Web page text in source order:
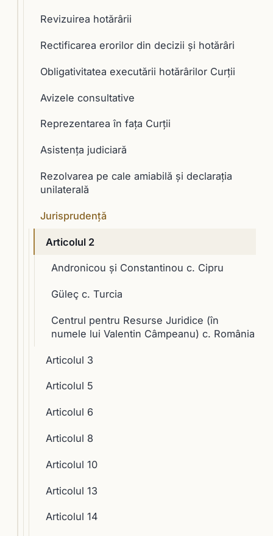
Revizuirea hotărârii
Rectificarea erorilor din decizii şi hotărâri
Obligativitatea executării hotărârilor Curţii
Avizele consultative
Reprezentarea în faţa Curţii
Asistenţa judiciară
Rezolvarea pe cale amiabilă şi declaraţia
unilaterală
Jurisprudență
Articolul 2
Andronicou şi Constantinou c. Cipru
Güleç c. Turcia
Centrul pentru Resurse Juridice (în
numele lui Valentin Câmpeanu) c. România
Articolul 3
Articolul 5
Articolul 6
Articolul 8
Articolul 10
Articolul 13
Articolul 14